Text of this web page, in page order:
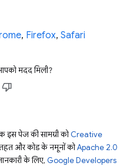
, Firefox, Safari
मदद मिली?
पेज की सामग्री कोCreative
और कोड के नमूनों कोApache 2.0
के लिए, Google Developers